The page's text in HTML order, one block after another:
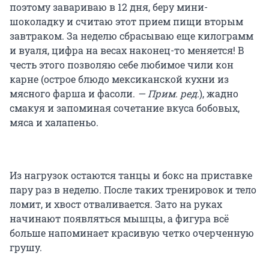
поэтому завариваю в 12 дня, беру мини-
шоколадку и считаю этот прием пищи вторым
завтраком. За неделю сбрасываю еще килограмм
и вуаля, цифра на весах наконец-то меняется! В
честь этого позволяю себе любимое чили кон
карне (острое блюдо мексиканской кухни из
мясного фарша и фасоли. — Прим. ред.), жадно
смакуя и запоминая сочетание вкуса бобовых,
мяса и халапеньо.
Из нагрузок остаются танцы и бокс на приставке
пару раз в неделю. После таких тренировок и тело
ломит, и хвост отваливается. Зато на руках
начинают появляться мышцы, а фигура всё
больше напоминает красивую четко очерченную
грушу.